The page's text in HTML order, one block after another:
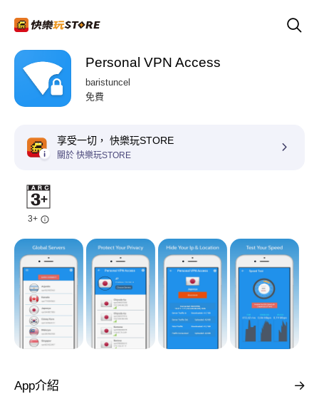
Personal VPN Access
baristuncel
免費
享受一切， 快樂玩STORE
關於 快樂玩STORE
3+
App介紹